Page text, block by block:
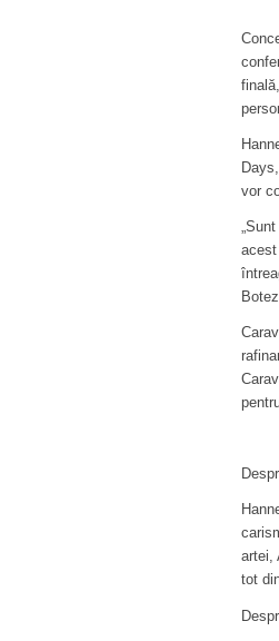
vor
artei,
tot